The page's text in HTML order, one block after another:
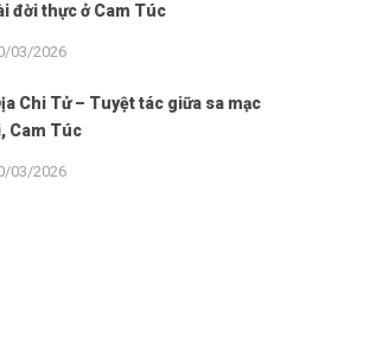
đời thực ở Cam Túc
03/2026
Chi Tử – Tuyệt tác giữa sa mạc
Cam Túc
03/2026